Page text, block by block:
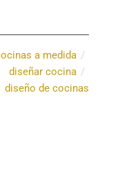
a medida
diseñar cocina
diseño de cocinas